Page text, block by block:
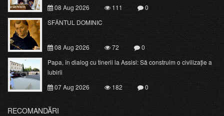
08 Aug 2026
111
0
SFÂNTUL DOMINIC
08 Aug 2026 72
0
Papa, în dialog cu tinerii la Assisi: Să construim o civilizație a
iubirii
07 Aug 2026
182 0
RECOMANDĂRI